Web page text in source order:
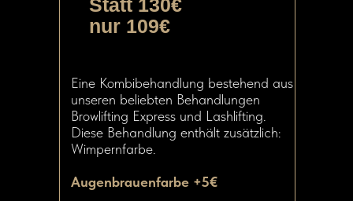
Statt 130€
nur 109€
Eine Kombibehandlung bestehend aus
unseren beliebten Behandlungen
Browlifting Express und Lashlifting.
Diese Behandlung enthält zusätzlich:
Wimpernfarbe.
Augenbrauenfarbe +5€